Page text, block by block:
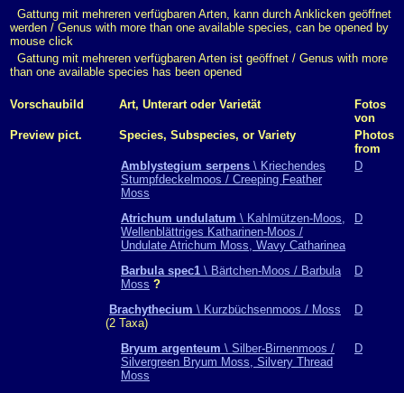
Gattung mit mehreren verfügbaren Arten, kann durch Anklicken geöffnet
werden / Genus with more than one available species, can be opened by
mouse click
Gattung mit mehreren verfügbaren Arten ist geöffnet / Genus with more
than one available species has been opened
Vorschaubild Art, Unterart oder Varietät
Fotos
von
Preview pict.
Species, Subspecies, or Variety
Photos
from
Amblystegium serpens \ Kriechendes
Stumpfdeckelmoos / Creeping Feather
Moss
D
Atrichum undulatum \ Kahlmützen-Moos,
Wellenblättriges Katharinen-Moos /
Undulate Atrichum Moss, Wavy Catharinea
D
Barbula spec1 \ Bärtchen-Moos / Barbula
Moss ?
D
Brachythecium \ Kurzbüchsenmoos / Moss
(2 Taxa)
D
Bryum argenteum \ Silber-Birnenmoos /
Silvergreen Bryum Moss, Silvery Thread
Moss
D